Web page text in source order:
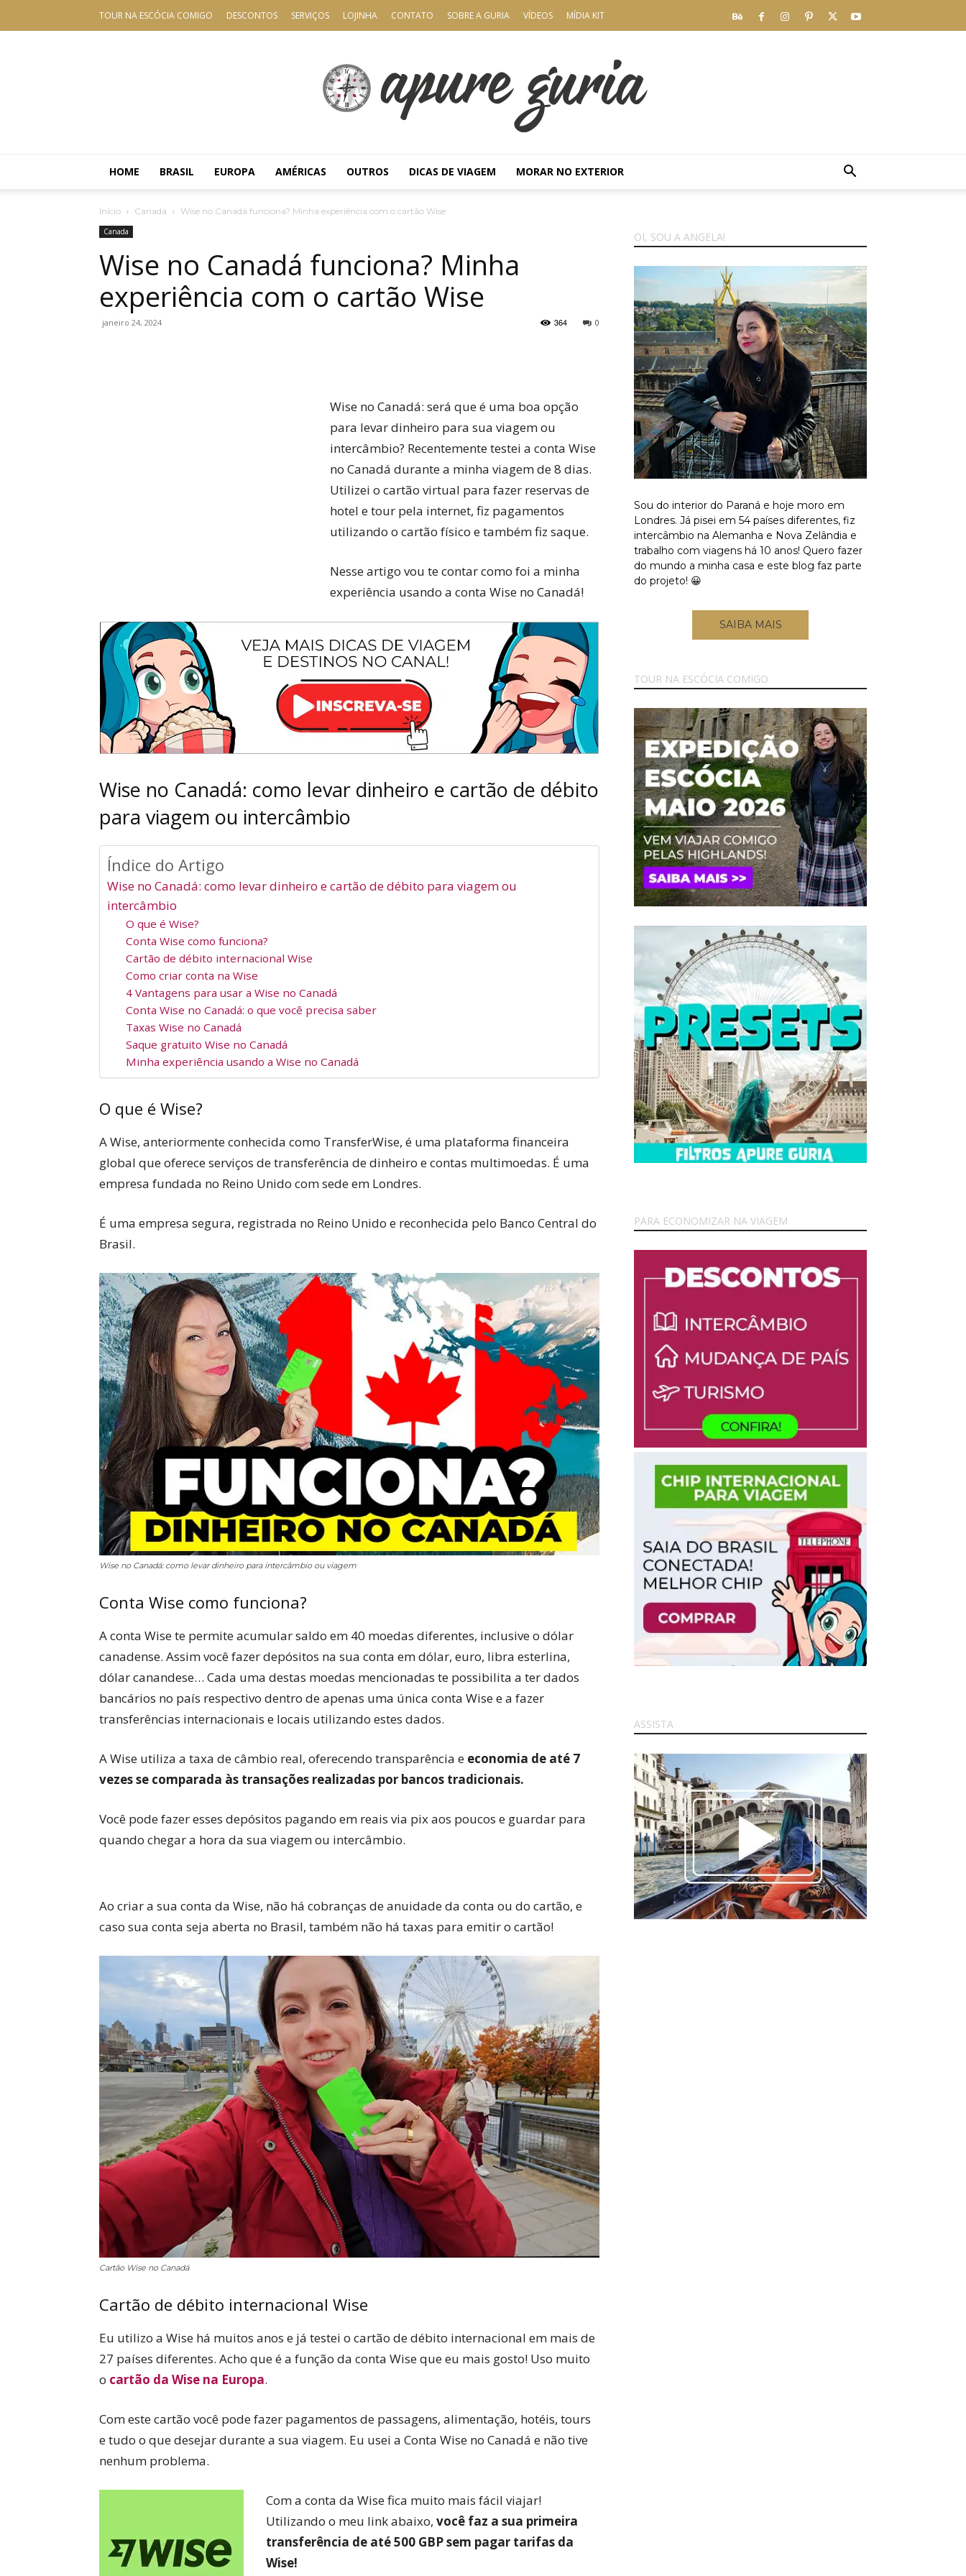
TOUR NA ESCÓCIA COMIGO DESCONTOS SERVIÇOS LOJINHA CONTATO SOBRE A GURIA VÍDEOS MÍDIA KIT
Guria
HOME BRASIL EUROPA AMÉRICAS OUTROS DICAS DE VIAGEM MORAR NO EXTERIOR
Início Canada Wise no Canadá funciona? Minha experiência com o cartão Wise
Canada
Wise no Canadá funciona? Minha
experiência com o cartão Wise
janeiro 24, 2024 0
364
Wise no Canadá: será que é uma boa opção
para levar dinheiro para sua viagem ou
intercâmbio? Recentemente testei a conta Wise
no Canadá durante a minha viagem de 8 dias.
Utilizei o cartão virtual para fazer reservas de
hotel e tour pela internet, fiz pagamentos
utilizando o cartão físico e também fiz saque.
Nesse artigo vou te contar como foi a minha
experiência usando a conta Wise no Canadá!
Wise no Canadá: como levar dinheiro e cartão de débito
para viagem ou intercâmbio
Índice do Artigo
Wise no Canadá: como levar dinheiro e cartão de débito para viagem ou
intercâmbio
O que é Wise?
Conta Wise como funciona?
Cartão de débito internacional Wise
Como criar conta na Wise
4 Vantagens para usar a Wise no Canadá
Conta Wise no Canadá: o que você precisa saber
Taxas Wise no Canadá
Saque gratuito Wise no Canadá
Minha experiência usando a Wise no Canadá
O que é Wise?
A Wise, anteriormente conhecida como TransferWise, é uma plataforma financeira
global que oferece serviços de transferência de dinheiro e contas multimoedas. É uma
empresa fundada no Reino Unido com sede em Londres.
É uma empresa segura, registrada no Reino Unido e reconhecida pelo Banco Central do
Brasil.
Wise no Canadá: como levar dinheiro para intercâmbio ou viagem
Conta Wise como funciona?
A conta Wise te permite acumular saldo em 40 moedas diferentes, inclusive o dólar
canadense. Assim você fazer depósitos na sua conta em dólar, euro, libra esterlina,
dólar canandese… Cada uma destas moedas mencionadas te possibilita a ter dados
bancários no país respectivo dentro de apenas uma única conta Wise e a fazer
transferências internacionais e locais utilizando estes dados.
A Wise utiliza a taxa de câmbio real, oferecendo transparência e economia de até 7
vezes se comparada às transações realizadas por bancos tradicionais.
Você pode fazer esses depósitos pagando em reais via pix aos poucos e guardar para
quando chegar a hora da sua viagem ou intercâmbio.
Ao criar a sua conta da Wise, não há cobranças de anuidade da conta ou do cartão, e
caso sua conta seja aberta no Brasil, também não há taxas para emitir o cartão!
Cartão Wise no Canadá
Cartão de débito internacional Wise
Eu utilizo a Wise há muitos anos e já testei o cartão de débito internacional em mais de
27 países diferentes. Acho que é a função da conta Wise que eu mais gosto! Uso muito
o cartão da Wise na Europa.
Com este cartão você pode fazer pagamentos de passagens, alimentação, hotéis, tours
e tudo o que desejar durante a sua viagem. Eu usei a Conta Wise no Canadá e não tive
nenhum problema.
Com a conta da Wise fica muito mais fácil viajar!
Utilizando o meu link abaixo, você faz a sua primeira
transferência de até 500 GBP sem pagar tarifas da
Wise!
OI, SOU A ANGELA!
Sou do interior do Paraná e hoje moro em
Londres. Já pisei em 54 países diferentes, fiz
intercâmbio na Alemanha e Nova Zelândia e
trabalho com viagens há 10 anos! Quero fazer
do mundo a minha casa e este blog faz parte
do projeto! 😀
SAIBA MAIS
TOUR NA ESCÓCIA COMIGO
PARA ECONOMIZAR NA VIAGEM
ASSISTA